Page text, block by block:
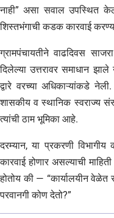
नाही” असा सवाल उपस्थित
शिस्तभंगाची कडक कारवाई
ग्रामपंचायतीने वाढदिवस
दिलेल्या उत्तरावर समाधान
द्वारे वरच्या अधिकाऱ्यांकडे
शासकीय व स्थानिक स्वराज्य
त्यांची ठाम भूमिका आहे.
दरम्यान, या प्रकरणी
कारवाई होणार असल्याची
होतोय की — “कार्यालयीन वेळेत
परवानगी कोण देतो?”